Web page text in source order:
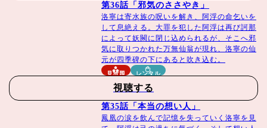
監督：リン・ジエンロン
脚本：ディエンチエンホワン ほか
© BEIJING IQIYI SCIENCE & TECHNOLOGY CO., LTD.
All rights reserved.
第36話「邪気のささやき」
洛寧は寄水族の呪いを解き、阿浮の命乞いを
して息絶える。大罪を犯した阿浮は再び訶那
によって妖闕に閉じ込められるが、そこへ邪
気に取りつかれた万無仙翁が現れ、洛寧の仙
元が四季碑の下にあると吹き込む。
見放題 レンタル
視聴する
第35話「本当の想い人」
鳳凰の涙を飲んで記憶を失っていく洛寧を見